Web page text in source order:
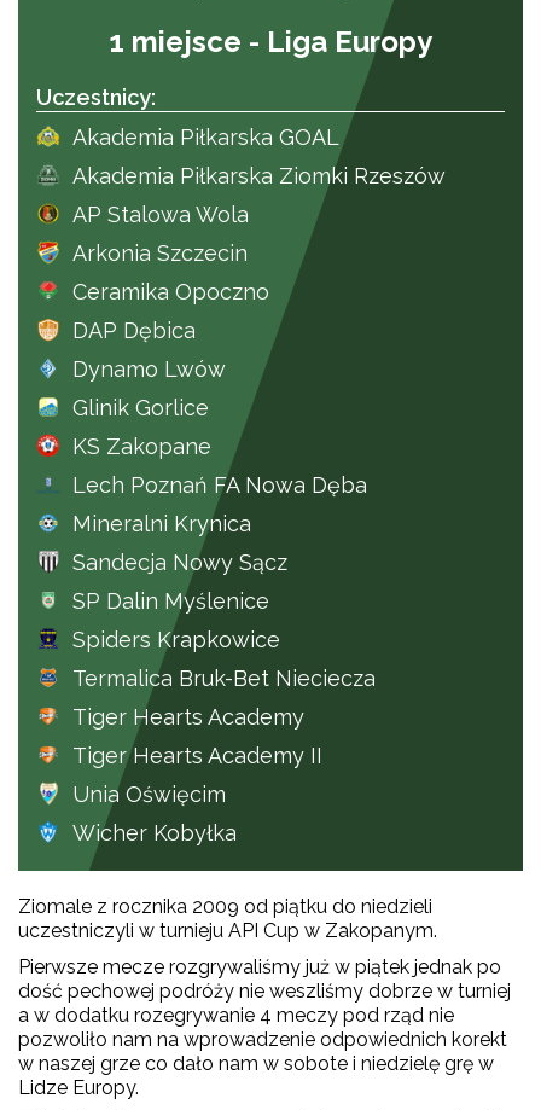
1 miejsce - Liga Europy
Uczestnicy:
Akademia Piłkarska GOAL
Akademia Piłkarska Ziomki Rzeszów
AP Stalowa Wola
Arkonia Szczecin
Ceramika Opoczno
DAP Dębica
Dynamo Lwów
Glinik Gorlice
KS Zakopane
Lech Poznań FA Nowa Dęba
Mineralni Krynica
Sandecja Nowy Sącz
SP Dalin Myślenice
Spiders Krapkowice
Termalica Bruk-Bet Nieciecza
Tiger Hearts Academy
Tiger Hearts Academy II
Unia Oświęcim
Wicher Kobyłka
Ziomale z rocznika 2009 od piątku do niedzieli
uczestniczyli w turnieju API Cup w Zakopanym.
Pierwsze mecze rozgrywaliśmy już w piątek jednak po
dość pechowej podróży nie weszliśmy dobrze w turniej
a w dodatku rozegrywanie 4 meczy pod rząd nie
pozwoliło nam na wprowadzenie odpowiednich korekt
w naszej grze co dało nam w sobote i niedzielę grę w
Lidze Europy.